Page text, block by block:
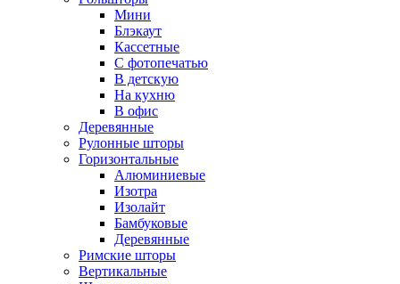
Мини
Блэкаут
Кассетные
С фотопечатью
В детскую
На кухню
В офис
Деревянные
Рулонные шторы
Горизонтальные
Алюминиевые
Изотра
Изолайт
Бамбуковые
Деревянные
Римские шторы
Вертикальные